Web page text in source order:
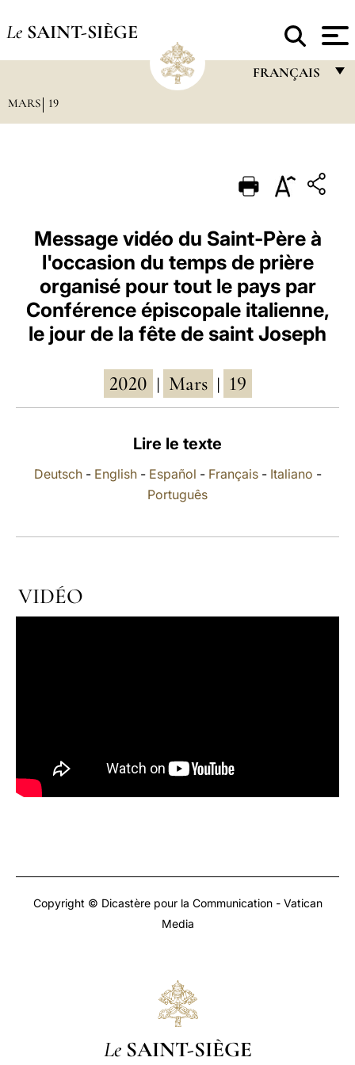
Le SAINT-SIÈGE
FRANÇAIS
PORTUGUÊS
ESPAÑOL
DEUTSCH
POLSKI
العربيّة
MARS 19
Message vidéo du Saint-Père à
l'occasion du temps de prière
organisé pour tout le pays par
Conférence épiscopale italienne,
le jour de la fête de saint Joseph
2020 Mars 19
Lire le texte
Deutsch- English- Español - Français- Italiano -
Português
VIDÉO
Copyright © Dicastère pour la Communication - Vatican
Media
Le SAINT-SIÈGE